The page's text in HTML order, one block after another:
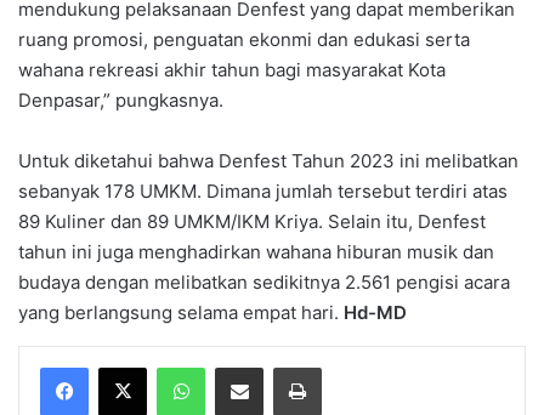
mendukung pelaksanaan Denfest yang dapat memberikan
ruang promosi, penguatan ekonmi dan edukasi serta
wahana rekreasi akhir tahun bagi masyarakat Kota
Denpasar,” pungkasnya.
Untuk diketahui bahwa Denfest Tahun 2023 ini melibatkan
sebanyak 178 UMKM. Dimana jumlah tersebut terdiri atas
89 Kuliner dan 89 UMKM/IKM Kriya. Selain itu, Denfest
tahun ini juga menghadirkan wahana hiburan musik dan
budaya dengan melibatkan sedikitnya 2.561 pengisi acara
yang berlangsung selama empat hari. Hd-MD
WhatsAppShare via Email Print